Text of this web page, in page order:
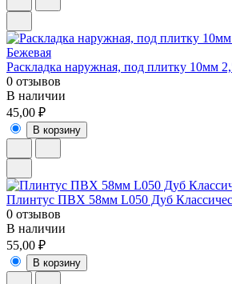
Раскладка наружная, под плитку 10мм
0 отзывов
В наличии
45,00 ₽
В корзину
Плинтус ПВХ 58мм L050 Дуб
0 отзывов
В наличии
55,00 ₽
В корзину